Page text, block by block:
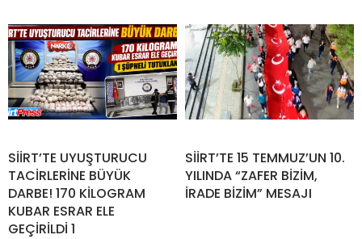
SİİRT’TE UYUŞTURUCU
TACİRLERİNE BÜYÜK
DARBE! 170 KİLOGRAM
KUBAR ESRAR ELE
GEÇİRİLDİ 1
SİİRT’TE 15 TEMMUZ’UN 10.
YILINDA “ZAFER BİZİM,
İRADE BİZİM” MESAJI